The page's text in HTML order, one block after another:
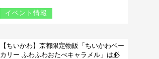
イベント情報
【ちいかわ】京都限定物販「ちいかわベー
カリー ふわふわおたべキャラメル」は必